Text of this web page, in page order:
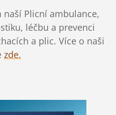
naší Plicní ambulance,
léčbu a prevenci
a plic. Více o naši
zde.